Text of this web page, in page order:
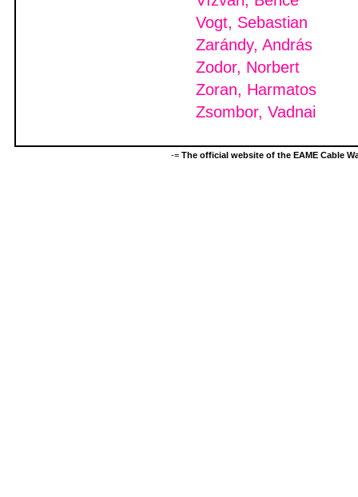
Vogt, Sebastian
Zarándy, András
Zodor, Norbert
Zoran, Harmatos
Zsombor, Vadnai
-= The official website of the EAME Cable